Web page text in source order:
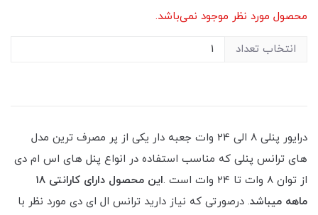
محصول مورد نظر موجود نمی‌باشد.
انتخاب تعداد
درایور پنلی 8 الی 24 وات جعبه دار یکی از پر مصرف ترین مدل
های ترانس پنلی که مناسب استفاده در انواع پنل های اس ام دی
از توان ۸ وات تا ۲۴ وات است .
این محصول دارای کارانتی ۱۸
ماهه میباشد. درصورتی که نیاز دارید ترانس ال ای دی مورد نظر با